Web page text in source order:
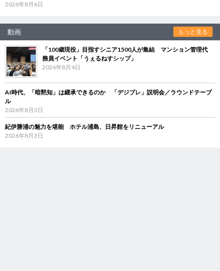
2026年8月6日
動画 もっと見る
「100歳現役」目指すシニア1500人が集結 マンション管理代
務員イベント「うぇるねすシップ」
2026年8月4日
AI時代、「暗黙知」は継承できるのか 「デジブレ」説明会／ラウンドテーブ
ル
2026年8月3日
紀伊勝浦の魅力を堪能 ホテル浦島、日昇館をリニューアル
2026年8月3日